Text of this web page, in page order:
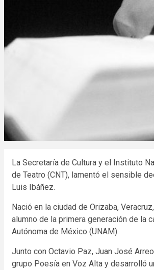
La Secretaría de Cultura y el Instituto
de Teatro (CNT), lamentó el sensible
Luis Ibáñez.
Nació en la ciudad de Orizaba,
alumno de la primera generación de la
Autónoma de México (UNAM).
Junto con Octavio Paz, Juan José
grupo Poesía en Voz Alta y desarrolló